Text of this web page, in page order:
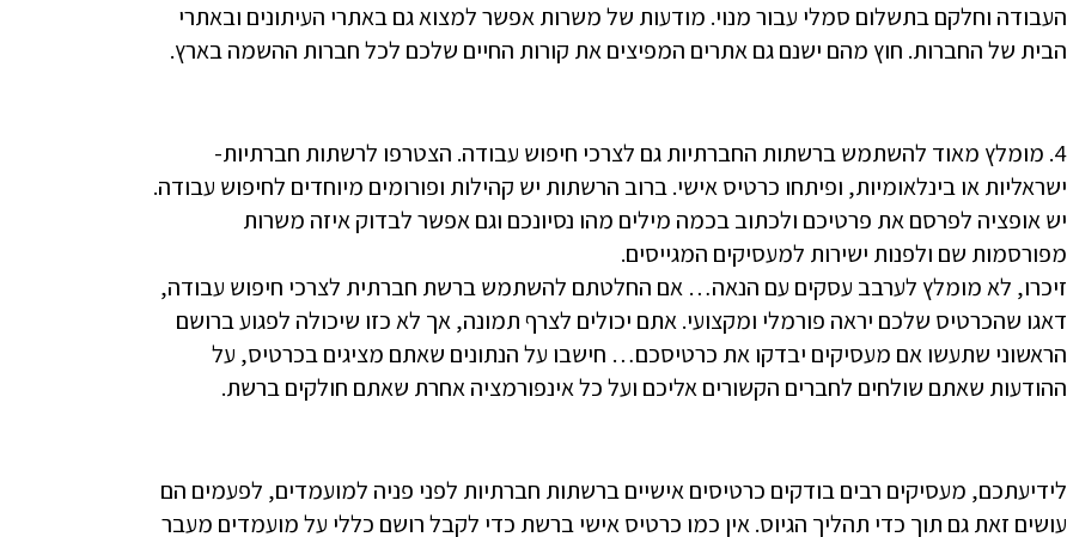
העבודה וחלקם בתשלום סמלי עבור מנוי. מודעות של משרות אפשר למצוא גם באתרי העיתונים ובאתרי
הבית של החברות. חוץ מהם ישנם גם אתרים המפיצים את קורות החיים שלכם לכל חברות ההשמה בארץ.
4. מומלץ מאוד להשתמש ברשתות החברתיות גם לצרכי חיפוש עבודה. הצטרפו לרשתות חברתיות-
ישראליות או בינלאומיות, ופיתחו כרטיס אישי. ברוב הרשתות יש קהילות ופורומים מיוחדים לחיפוש עבודה.
יש אופציה לפרסם את פרטיכם ולכתוב בכמה מילים מהו נסיונכם וגם אפשר לבדוק איזה משרות
מפורסמות שם ולפנות ישירות למעסיקים המגייסים.
זיכרו, לא מומלץ לערבב עסקים עם הנאה… אם החלטתם להשתמש ברשת חברתית לצרכי חיפוש עבודה,
דאגו שהכרטיס שלכם יראה פורמלי ומקצועי. אתם יכולים לצרף תמונה, אך לא כזו שיכולה לפגוע ברושם
הראשוני שתעשו אם מעסיקים יבדקו את כרטיסכם… חישבו על הנתונים שאתם מציגים בכרטיס, על
ההודעות שאתם שולחים לחברים הקשורים אליכם ועל כל אינפורמציה אחרת שאתם חולקים ברשת.
לידיעתכם, מעסיקים רבים בודקים כרטיסים אישיים ברשתות חברתיות לפני פניה למועמדים, לפעמים הם
עושים זאת גם תוך כדי תהליך הגיוס. אין כמו כרטיס אישי ברשת כדי לקבל רושם כללי על מועמדים מעבר